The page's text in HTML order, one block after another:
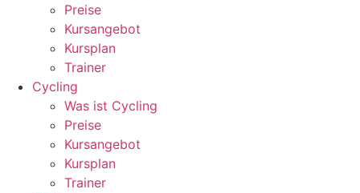
Preise
Kursangebot
Kursplan
Trainer
Cycling
Was ist Cycling
Preise
Kursangebot
Kursplan
Trainer